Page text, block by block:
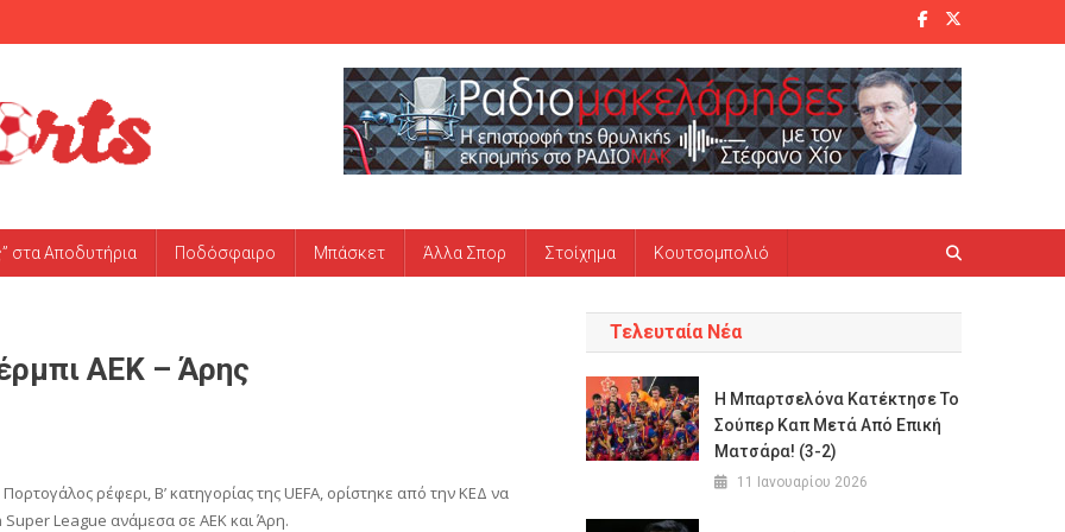
στα Αποδυτήρια Ποδόσφαιρο Μπάσκετ Άλλα Σπορ Στοίχημα Κουτσομπολιό
ΑΕΚ – Άρης
ρέφερι, Β’ κατηγορίας της UEFA, ορίστηκε από την ΚΕΔ να
Super League ανάμεσα σε ΑΕΚ και Άρη.
Τελευταία Νέα
Η Μπαρτσελόνα Κατέκτησε Το
Σούπερ Καπ Μετά Από Επική
Ματσάρα! (3-2)
11 Ιανουαρίου 2026